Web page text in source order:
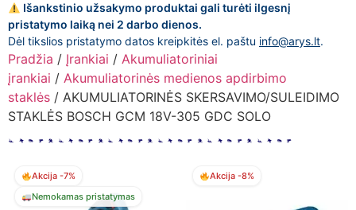
Išankstinio užsakymo produktai gali turėti ilgesnį
pristatymo laiką nei 2 darbo dienos.
Dėl tikslios pristatymo datos kreipkitės el. paštu info@arys.lt.
Pradžia / Įrankiai / Akumuliatoriniai
įrankiai / Akumuliatorinės medienos apdirbimo
staklės / AKUMULIATORINĖS SKERSAVIMO/SULEIDIMO
STAKLĖS BOSCH GCM 18V-305 GDC SOLO
Akcija -7%
Nemokamas pristatymas
Akcija -8%